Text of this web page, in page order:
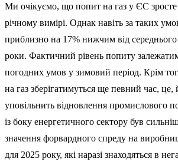
Ми очікуємо, що попит на газ у ЄС
річному вимірі. Однак навіть за таких
приблизно на 17% нижчим від середнього
роки. Фактичний рівень попиту
погодних умов у зимовий період. Крім
на газ зберігатимуться ще певний час, це,
уповільнить відновлення промислового
із боку енергетичного сектору був
значення форвардного спреду на
для 2025 року, які наразі знаходяться в